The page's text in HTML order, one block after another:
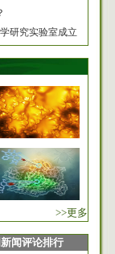
研究实验室成立
>>更多
闻评论排行